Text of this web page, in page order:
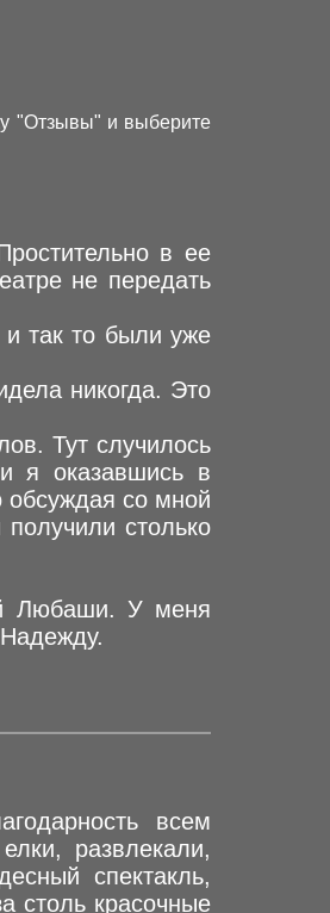
"Отзывы" и выберите
в ее
не передать
так то были уже
никогда. Это
Тут случилось
я оказавшись в
обсуждая со мной
столько
Любаши. У меня
всем
развлекали,
спектакль,
столь красочные